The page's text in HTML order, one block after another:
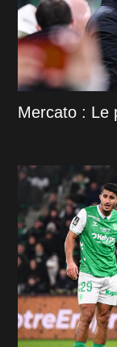
Mercato : Le